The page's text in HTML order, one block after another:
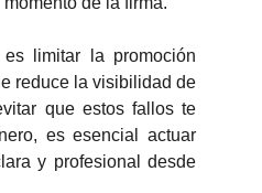
limitar la promoción
reduce la visibilidad de
que estos fallos te
es esencial actuar
y profesional desde